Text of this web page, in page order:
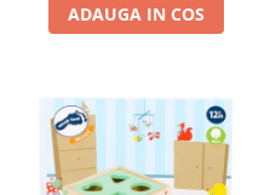
ADAUGA IN COS